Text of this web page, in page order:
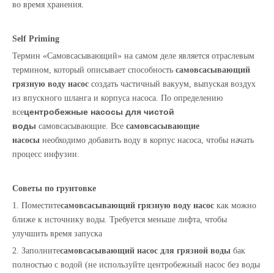
во время хранения.
Self Priming
Термин «Самовсасывающий» на самом деле является отраслевым
термином, который описывает способность самовсасывающий
грязную воду насос создать частичный вакуум, выпуская воздух
из впускного шланга и корпуса насоса. По определению
всецентробежные насосы для чистой
воды самовсасывающие. Все самовсасывающие
насосы необходимо добавить воду в корпус насоса, чтобы начать
процесс инфузии.
Советы по грунтовке
1. Поместитесамовсасывающий грязную воду насос как можно
ближе к источнику воды. Требуется меньше лифта, чтобы
улучшить время запуска
2. Заполнитесамовсасывающий насос для грязной воды бак
полностью с водой (не используйте центробежный насос без воды